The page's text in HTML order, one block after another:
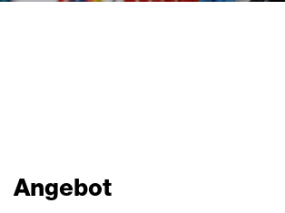
Angebot